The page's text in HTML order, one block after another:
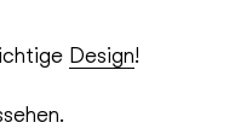
Design!